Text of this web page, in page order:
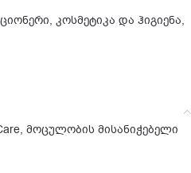
, კოსმეტიკა და ჰიგიენა,
მოცულობის მისანიჭებელი